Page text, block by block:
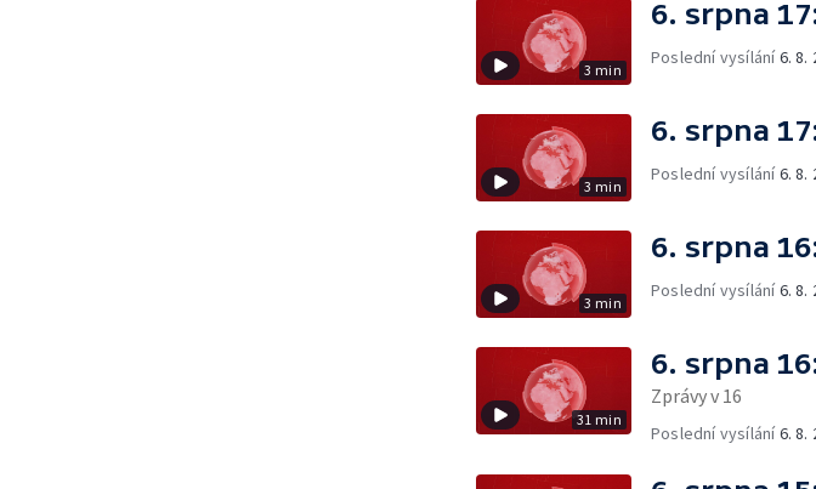
3 min
6. srpna
Poslední vysílání6. 8.
3 min
6. srpna
Poslední vysílání6. 8.
3 min
6. srpna
Poslední vysílání6. 8.
31 min
6. srpna
Zprávy v 16
Poslední vysílání6. 8.